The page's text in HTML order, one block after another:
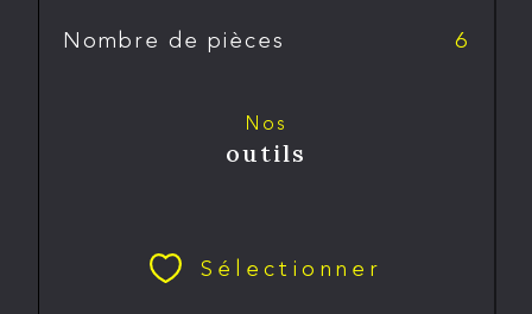
Nombre de pièces 6
Nos
outils
Sélectionner